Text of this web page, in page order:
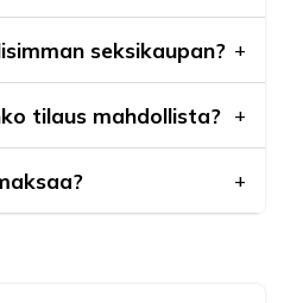
seksikaupan?
tilaus mahdollista?